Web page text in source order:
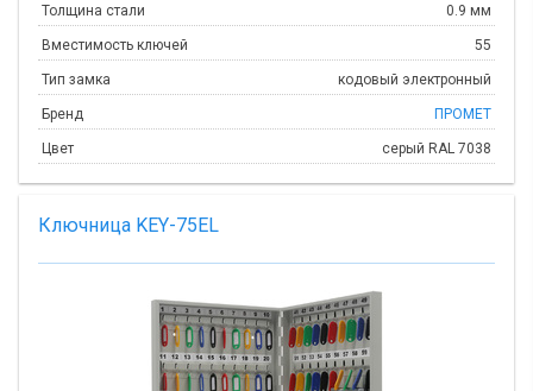
Толщина стали 0.9 мм
Вместимость ключей 55
Тип замка кодовый электронный
Бренд ПРОМЕТ
Цвет серый RAL 7038
Ключница KEY-75EL